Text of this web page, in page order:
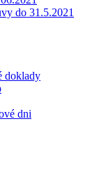
do 31.5.2021
doklady
dni